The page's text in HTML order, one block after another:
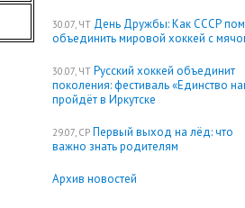
30.07, ЧТ День Дружбы: Как СССР
объединить мировой хоккей с
30.07, ЧТ Русский хоккей объединит
поколения: фестиваль «Единство
пройдёт в Иркутске
29.07, СР Первый выход на лёд: что
важно знать родителям
Архив новостей